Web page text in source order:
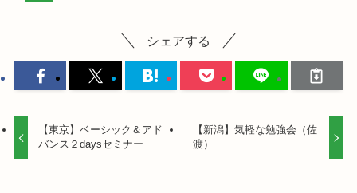
シェアする
【東京】ベーシック＆アド
バンス２daysセミナー
【新潟】気軽な勉強会（佐
渡）